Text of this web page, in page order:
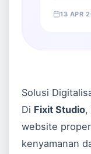
13 APR
Solusi
Di Fixit Studio,
website
kenyamanan